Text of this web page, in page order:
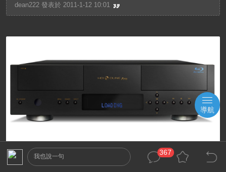
dean222 發表於 2011-1-12 10:01
2011-1-12 10:18:19
我也說一句
367
導航